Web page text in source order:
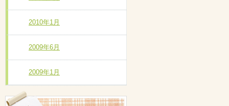
2010年1月
2009年6月
2009年1月